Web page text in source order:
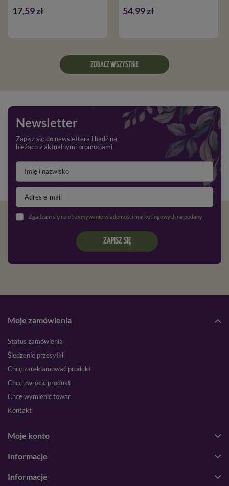
17,59 zł 54,99 zł
ZOBACZ WSZYSTKIE
Newsletter
Zapisz się do newslettera i bądź na
bieżąco z aktualnymi promocjami
Zgadzam się na otrzymywanie wiadomości marketingowych na podany adres e-mail oraz przetwarzanie danych osobowych zgodnie z
ZAPISZ SIĘ
Moje zamówienia
Status zamówienia
Śledzenie przesyłki
Chcę zareklamować produkt
Chcę zwrócić produkt
Chcę wymienić towar
Kontakt
Moje konto
Informacje
Informacje